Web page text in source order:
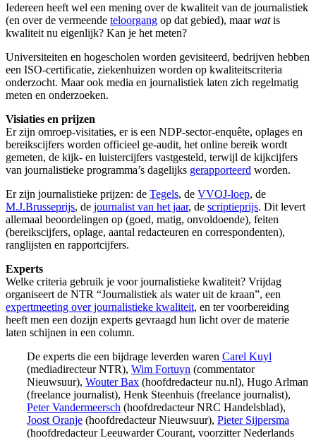
Iedereen heeft wel een mening over de kwaliteit van de journalistiek
(en over de vermeende teloorgang op dat gebied), maarwatis
kwaliteit nu eigenlijk? Kan je het meten?
Universiteiten en hogescholen worden gevisiteerd, bedrijven hebben
een ISO-certificatie, ziekenhuizen worden op kwaliteitscriteria
onderzocht. Maar ook media en journalistiek laten zich regelmatig
meten en onderzoeken.
Visiaties en prijzen
Er zijn omroep-visitaties, er is een NDP-sector-enquête, oplages en
bereikscijfers worden officieel ge-audit, het online bereik wordt
gemeten, de kijk- en luistercijfers vastgesteld, terwijl de kijkcijfers
van journalistieke programma’s dagelijks gerapporteerd worden.
Er zijn journalistieke prijzen: de Tegels, de VVOJ-loep, de
M.J.Brusseprijs, de journalist van het jaar, de scriptieprijs. Dit levert
allemaal beoordelingen op (goed, matig, onvoldoende), feiten
(bereikscijfers, oplage, aantal redacteuren en correspondenten),
ranglijsten en rapportcijfers.
Experts
Welke criteria gebruik je voor journalistieke kwaliteit? Vrijdag
organiseert de NTR “Journalistiek als water uit de kraan”, een
expertmeeting over journalistieke kwaliteit, en ter voorbereiding
heeft men een dozijn experts gevraagd hun licht over de materie
laten schijnen in een column.
De experts die een bijdrage leverden waren Carel Kuyl
(mediadirecteur NTR), Wim Fortuyn (commentator
Nieuwsuur), Wouter Bax (hoofdredacteur nu.nl), Hugo Arlman
(freelance journalist), Henk Steenhuis (freelance journalist),
Peter Vandermeersch (hoofdredacteur NRC Handelsblad),
Joost Oranje (hoofdredacteur Nieuwsuur), Pieter Sijpersma
(hoofdredacteur Leeuwarder Courant, voorzitter Nederlands